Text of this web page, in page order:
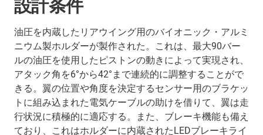
設計条件
油圧を内蔵したリアウイング用のバイオニック・アルミ
ニウム製ホルダーが製作された。これは、最大90バー
ルの油圧を使用したピストンの動きによって実現され、
アタック角を6°から42°まで連続的に調整することがで
きる。翼の位置や角度を決定するセンサー用のブラケッ
トに組み込まれた電気ケーブルの助けを借りて、翼は走
行状況に積極的に適応する。また、ブレーキ機能も備え
ており、これはホルダーに内蔵されたLEDブレーキライ